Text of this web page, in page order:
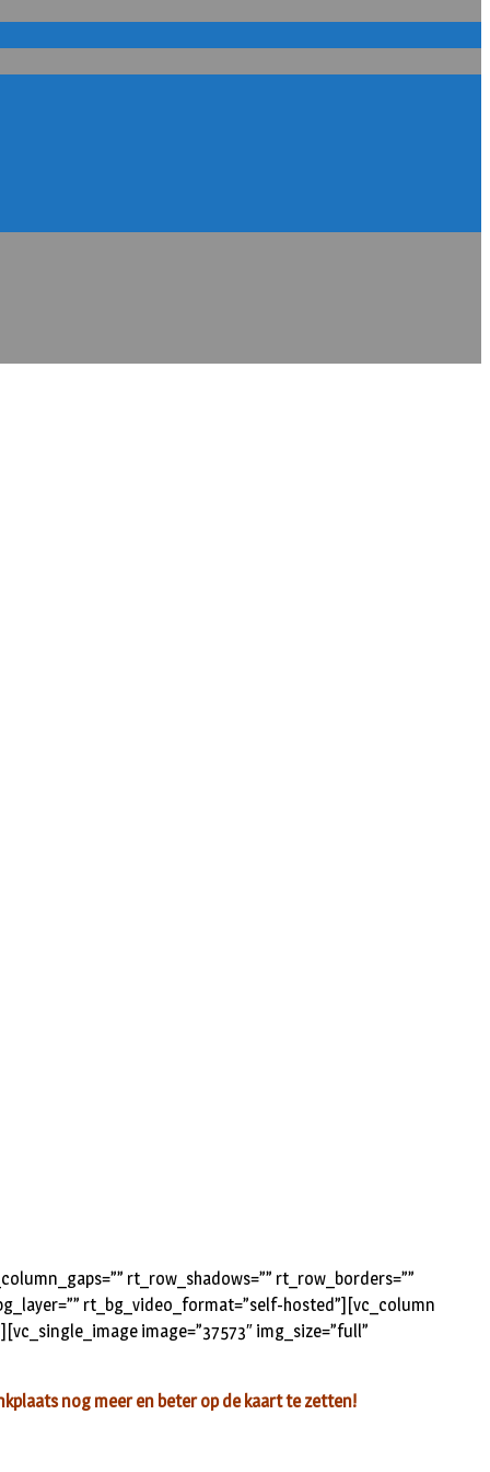
rt_row_shadows=”” rt_row_borders=””
rt_bg_video_format=”self-hosted”][vc_column
image=”37573″ img_size=”full”
nog meer en beter op de kaart te zetten!